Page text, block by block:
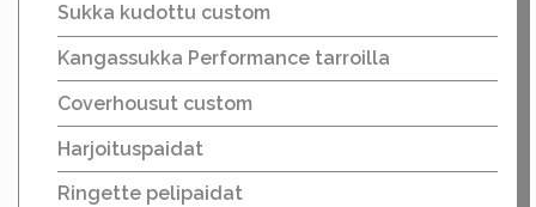
Sukka kudottu custom
Kangassukka Performance tarroilla
Coverhousut custom
Harjoituspaidat
Ringette pelipaidat